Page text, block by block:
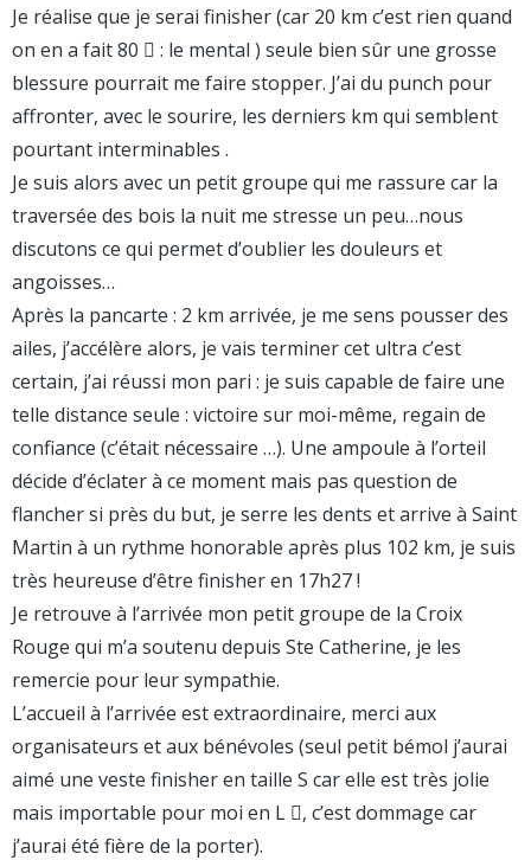
Je réalise que je serai finisher (car 20 km c’est rien quand
on en a fait 80  : le mental ) seule bien sûr une grosse
blessure pourrait me faire stopper. J’ai du punch pour
affronter, avec le sourire, les derniers km qui semblent
pourtant interminables .
Je suis alors avec un petit groupe qui me rassure car la
traversée des bois la nuit me stresse un peu…nous
discutons ce qui permet d’oublier les douleurs et
angoisses…
Après la pancarte : 2 km arrivée, je me sens pousser des
ailes, j’accélère alors, je vais terminer cet ultra c’est
certain, j’ai réussi mon pari : je suis capable de faire une
telle distance seule : victoire sur moi-même, regain de
confiance (c’était nécessaire …). Une ampoule à l’orteil
décide d’éclater à ce moment mais pas question de
flancher si près du but, je serre les dents et arrive à Saint
Martin à un rythme honorable après plus 102 km, je suis
très heureuse d’être finisher en 17h27 !
Je retrouve à l’arrivée mon petit groupe de la Croix
Rouge qui m’a soutenu depuis Ste Catherine, je les
remercie pour leur sympathie.
L’accueil à l’arrivée est extraordinaire, merci aux
organisateurs et aux bénévoles (seul petit bémol j’aurai
aimé une veste finisher en taille S car elle est très jolie
mais importable pour moi en L , c’est dommage car
j’aurai été fière de la porter).